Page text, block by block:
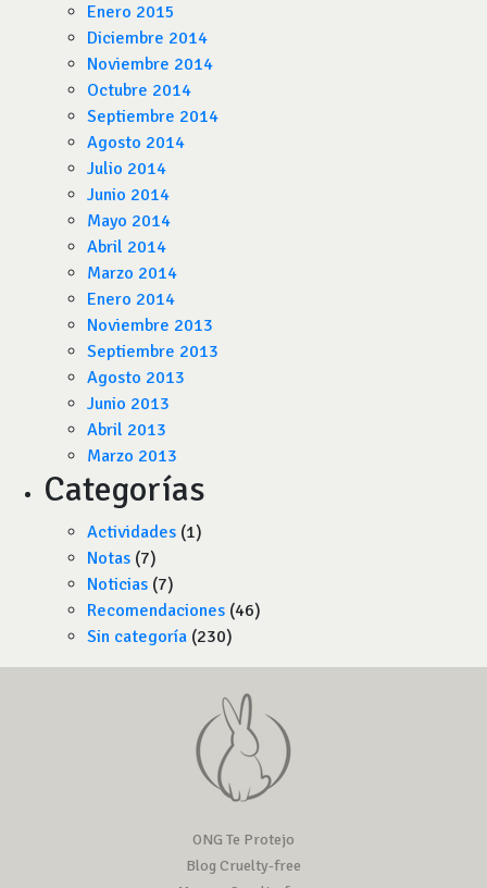
Enero 2015
Diciembre 2014
Noviembre 2014
Octubre 2014
Septiembre 2014
Agosto 2014
Julio 2014
Junio 2014
Mayo 2014
Abril 2014
Marzo 2014
Enero 2014
Noviembre 2013
Septiembre 2013
Agosto 2013
Junio 2013
Abril 2013
Marzo 2013
Categorías
Actividades (1)
Notas (7)
Noticias (7)
Recomendaciones (46)
Sin categoría (230)
ONG Te Protejo
Blog Cruelty-free